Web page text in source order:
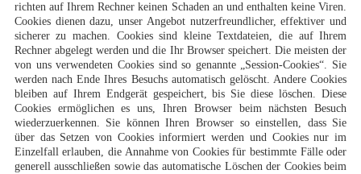
richten auf Ihrem Rechner keinen Schaden an und enthalten keine Viren.
Cookies dienen dazu, unser Angebot nutzerfreundlicher, effektiver und
sicherer zu machen. Cookies sind kleine Textdateien, die auf Ihrem
Rechner abgelegt werden und die Ihr Browser speichert. Die meisten der
von uns verwendeten Cookies sind so genannte „Session-Cookies“. Sie
werden nach Ende Ihres Besuchs automatisch gelöscht. Andere Cookies
bleiben auf Ihrem Endgerät gespeichert, bis Sie diese löschen. Diese
Cookies ermöglichen es uns, Ihren Browser beim nächsten Besuch
wiederzuerkennen. Sie können Ihren Browser so einstellen, dass Sie
über das Setzen von Cookies informiert werden und Cookies nur im
Einzelfall erlauben, die Annahme von Cookies für bestimmte Fälle oder
generell ausschließen sowie das automatische Löschen der Cookies beim